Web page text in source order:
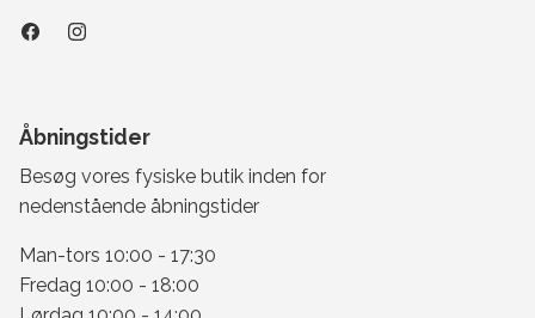
Åbningstider
Besøg vores fysiske butik inden for
nedenstående åbningstider
Man-tors 10:00 - 17:30
Fredag 10:00 - 18:00